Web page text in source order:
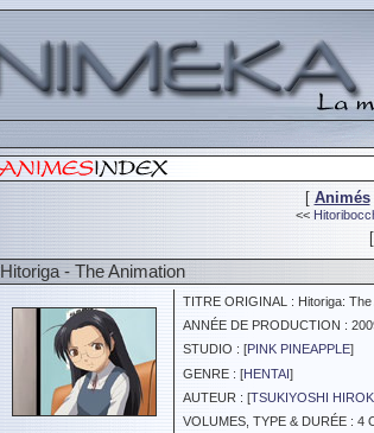
[ Animés|
<<
[
Hitoriga - The Animation
TITRE ORIGINAL : Hitoriga: The
ANNÉE DE PRODUCTION :
STUDIO : [PINK PINEAPPLE]
GENRE : [HENTAI]
AUTEUR : [TSUKIYOSHI
VOLUMES, TYPE & DURÉE : 4